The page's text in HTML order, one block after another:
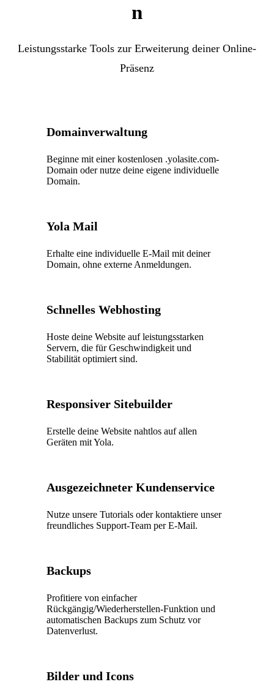
n
Leistungsstarke Tools zur Erweiterung deiner Online-
Präsenz
Domainverwaltung
Beginne mit einer kostenlosen .yolasite.com-
Domain oder nutze deine eigene individuelle
Domain.
Yola Mail
Erhalte eine individuelle E-Mail mit deiner
Domain, ohne externe Anmeldungen.
Schnelles Webhosting
Hoste deine Website auf leistungsstarken
Servern, die für Geschwindigkeit und
Stabilität optimiert sind.
Responsiver Sitebuilder
Erstelle deine Website nahtlos auf allen
Geräten mit Yola.
Ausgezeichneter Kundenservice
Nutze unsere Tutorials oder kontaktiere unser
freundliches Support-Team per E-Mail.
Backups
Profitiere von einfacher
Rückgängig/Wiederherstellen-Funktion und
automatischen Backups zum Schutz vor
Datenverlust.
Bilder und Icons